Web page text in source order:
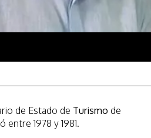
de Estado de Turismo de
entre 1978 y 1981.